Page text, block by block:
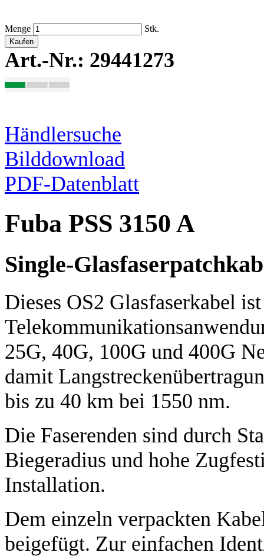
Menge Stk.
Kaufen
Art.-Nr.: 29441273
Händlersuche
Bilddownload
PDF-Datenblatt
Fuba PSS 3150 A
Single-
Dieses OS2 Glasfaserkabel
25G, 40G, 100G und 400G
damit
bis zu 40 km bei 1550 nm.
Die Faserenden sind durch
Biegeradius und hohe
Installation.
Dem einzeln verpackten
beigefügt. Zur einfachen